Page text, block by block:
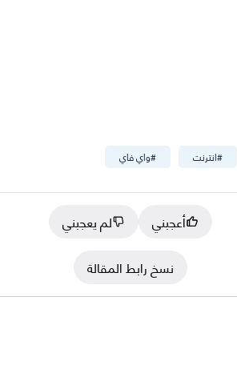
#واي فاي #انترنت
أعجبني
لم يعجبني
نسخ رابط المقالة